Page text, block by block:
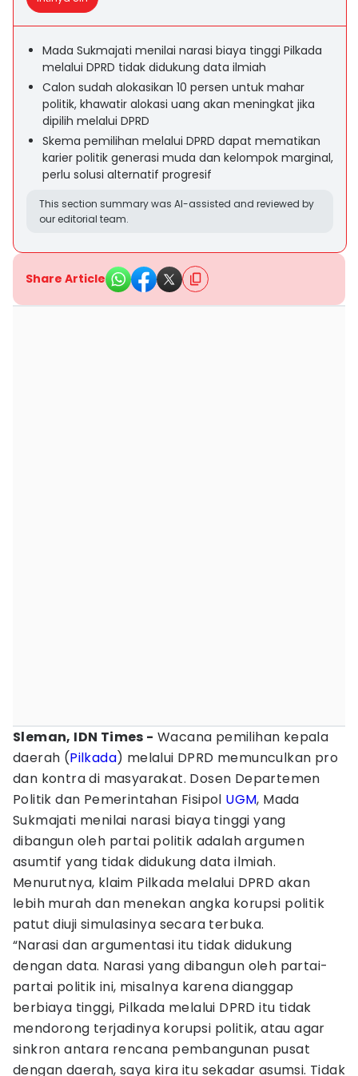
Mada Sukmajati menilai narasi biaya tinggi Pilkada
melalui DPRD tidak didukung data ilmiah
Calon sudah alokasikan 10 persen untuk mahar
politik, khawatir alokasi uang akan meningkat jika
dipilih melalui DPRD
Skema pemilihan melalui DPRD dapat mematikan
karier politik generasi muda dan kelompok marginal,
perlu solusi alternatif progresif
This section summary was AI-assisted and reviewed by
our editorial team.
Share Article
Sleman, IDN Times - Wacana pemilihan kepala
daerah (Pilkada) melalui DPRD memunculkan pro
dan kontra di masyarakat. Dosen Departemen
Politik dan Pemerintahan Fisipol UGM, Mada
Sukmajati menilai narasi biaya tinggi yang
dibangun oleh partai politik adalah argumen
asumtif yang tidak didukung data ilmiah.
Menurutnya, klaim Pilkada melalui DPRD akan
lebih murah dan menekan angka korupsi politik
patut diuji simulasinya secara terbuka.
“Narasi dan argumentasi itu tidak didukung
dengan data. Narasi yang dibangun oleh partai-
partai politik ini, misalnya karena dianggap
berbiaya tinggi, Pilkada melalui DPRD itu tidak
mendorong terjadinya korupsi politik, atau agar
sinkron antara rencana pembangunan pusat
dengan daerah, saya kira itu sekadar asumsi. Tidak